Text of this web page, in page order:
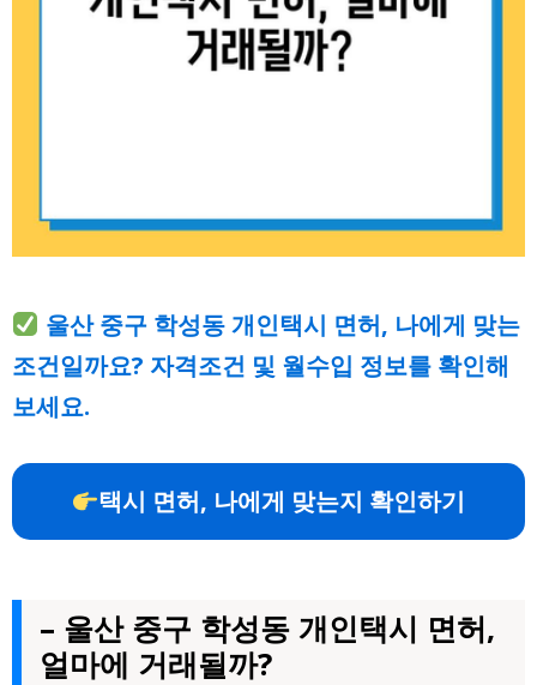
울산 중구 학성동 개인택시 면허, 나에게 맞는
조건일까요? 자격조건 및 월수입 정보를 확인해
보세요.
택시 면허, 나에게 맞는지 확인하기
– 울산 중구 학성동 개인택시 면허,
얼마에 거래될까?